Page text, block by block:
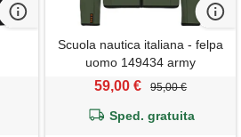
Scuola nautica italiana - felpa
uomo 149434 army
59,00 € 95,00 €
Sped. gratuita